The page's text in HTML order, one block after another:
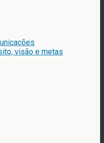
visão e metas